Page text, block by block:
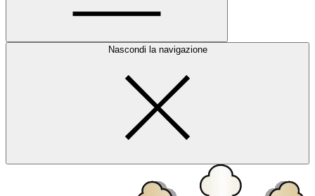
Nascondi la navigazione